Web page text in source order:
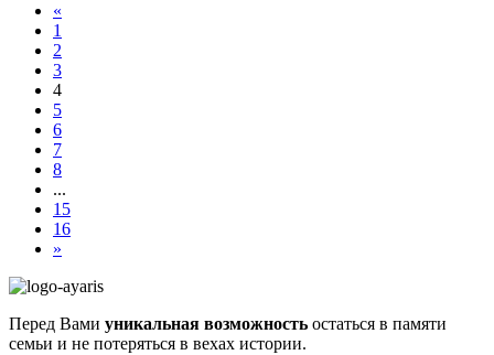
«
1
2
3
4
5
6
7
8
...
15
16
»
Перед Вами уникальная возможность остаться в памяти
семьи и не потеряться в вехах истории.